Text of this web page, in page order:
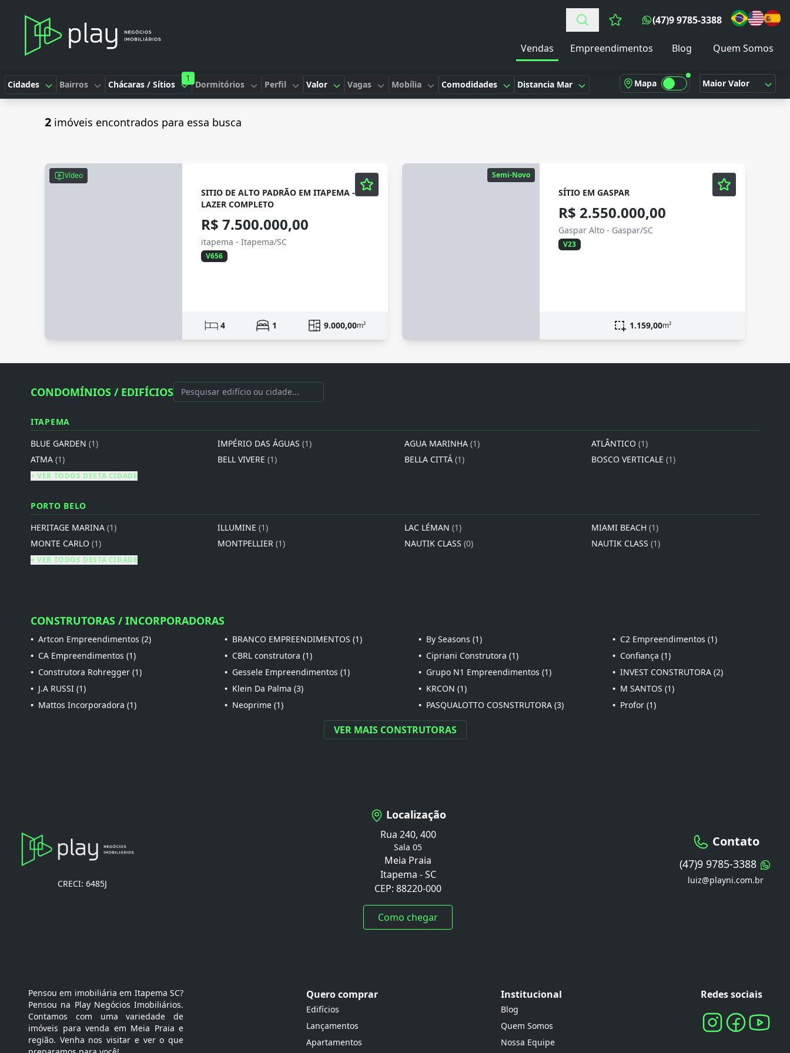
Favoritos (0 itens)
(47)9 9785-3388
Vendas Empreendimentos Blog Quem Somos
Cidades Bairros
1
Chácaras / Sítios Dormitórios Perfil Valor Vagas Mobília Comodidades Distancia Mar Mapa Maior Valor
2 imóveis encontrados para essa busca
Vídeo
SITIO DE ALTO PADRÃO EM ITAPEMA -
LAZER COMPLETO
R$ 7.500.000,00
itapema - Itapema/SC
V656
4 1 9.000,00m²
Semi-Novo
SÍTIO EM GASPAR
R$ 2.550.000,00
Gaspar Alto - Gaspar/SC
V23
1.159,00m²
CONDOMÍNIOS / EDIFÍCIOS
ITAPEMA
BLUE GARDEN (1) IMPÉRIO DAS ÁGUAS (1) AGUA MARINHA (1) ATLÂNTICO (1)
ATMA (1) BELL VIVERE (1) BELLA CITTÁ (1) BOSCO VERTICALE (1)
+ VER TODOS DESTA CIDADE
PORTO BELO
HERITAGE MARINA (1) ILLUMINE (1) LAC LÉMAN (1) MIAMI BEACH (1)
MONTE CARLO (1) MONTPELLIER (1) NAUTIK CLASS (0) NAUTIK CLASS (1)
+ VER TODOS DESTA CIDADE
CONSTRUTORAS / INCORPORADORAS
• Artcon Empreendimentos (2) • BRANCO EMPREENDIMENTOS (1) • By Seasons (1) • C2 Empreendimentos (1)
• CA Empreendimentos (1) • CBRL construtora (1) • Cipriani Construtora (1) • Confiança (1)
• Construtora Rohregger (1) • Gessele Empreendimentos (1) • Grupo N1 Empreendimentos (1) • INVEST CONSTRUTORA (2)
• J.A RUSSI (1) • Klein Da Palma (3) • KRCON (1) • M SANTOS (1)
• Mattos Incorporadora (1) • Neoprime (1) • PASQUALOTTO COSNSTRUTORA (3) • Profor (1)
VER MAIS CONSTRUTORAS
CRECI: 6485J
Localização
Rua 240, 400
Sala 05
Meia Praia
Itapema - SC
CEP: 88220-000
Como chegar
Contato
(47)9 9785-3388
luiz@playni.com.br
Pensou em imobiliária em Itapema SC?
Pensou na Play Negócios Imobiliários.
Contamos com uma variedade de
imóveis para venda em Meia Praia e
região. Venha nos visitar e ver o que
Quero comprar
Edifícios
Lançamentos
Apartamentos
Institucional
Blog
Quem Somos
Nossa Equipe
Redes sociais